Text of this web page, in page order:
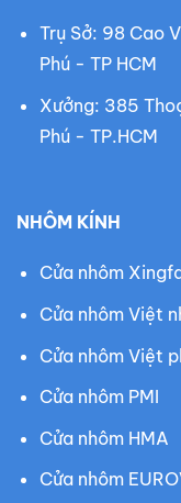
Trụ Sở: 98 Cao
Phú - TP HCM
Xưởng: 385
Phú - TP.HCM
NHÔM KÍNH
Cửa nhôm
Cửa nhôm Việt
Cửa nhôm Việt
Cửa nhôm PMI
Cửa nhôm HMA
Cửa nhôm